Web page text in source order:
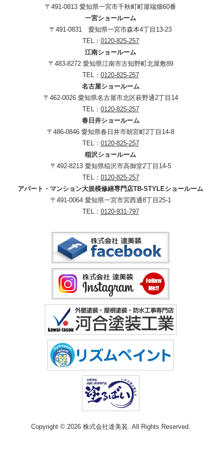
〒491-0813 愛知県一宮市千秋町町屋端畑60番
一宮ショールーム
〒491-0831 愛知県一宮市森本4丁目13-23
TEL： 0120-825-257
江南ショールーム
〒483-8272 愛知県江南市古知野町北屋敷89
TEL： 0120-825-257
名古屋ショールーム
〒462-0026 愛知県名古屋市北区萩野通2丁目14
TEL： 0120-825-257
春日井ショールーム
〒486-0846 愛知県春日井市朝宮町2丁目14-8
TEL： 0120-825-257
稲沢ショールーム
〒492-8213 愛知県稲沢市高御堂2丁目14-5
TEL： 0120-825-257
アパート・マンション大規模修繕専門店TB-STYLEショールーム
〒491-0064 愛知県一宮市宮西通8丁目25-1
TEL： 0120-931-797
Copyright © 2026 株式会社達美装. All Rights Reserved.